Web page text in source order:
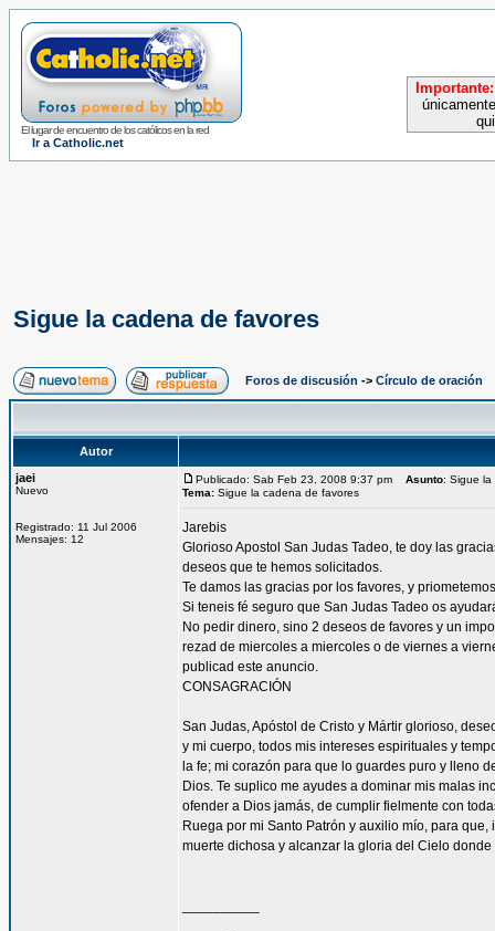
El lugar de encuentro de los católicos en la red
Ir a Catholic.net
Importante:
Sigue la cadena de favores
Foros de discusión -> Círculo de oración
Autor
jaei
Nuevo
Registrado: 11 Jul 2006
Mensajes: 12
Publicado: Sab Feb 23, 2008 9:37 pm Asunto: Sigue
Tema: Sigue la cadena de favores
Jarebis
Glorioso Apostol San Judas Tadeo, te doy las
deseos que te hemos solicitados.
Te damos las gracias por los favores, y
Si teneis fé seguro que San Judas Tadeo os
No pedir dinero, sino 2 deseos de favores y un
rezad de miercoles a miercoles o de viernes a
publicad este anuncio.
CONSAGRACIÓN
San Judas, Apóstol de Cristo y Mártir glorioso,
y mi cuerpo, todos mis intereses espirituales y
la fe; mi corazón para que lo guardes puro y lleno
Dios. Te suplico me ayudes a dominar mis malas
ofender a Dios jamás, de cumplir fielmente con
Ruega por mi Santo Patrón y auxilio mío, para
muerte dichosa y alcanzar la gloria del Cielo